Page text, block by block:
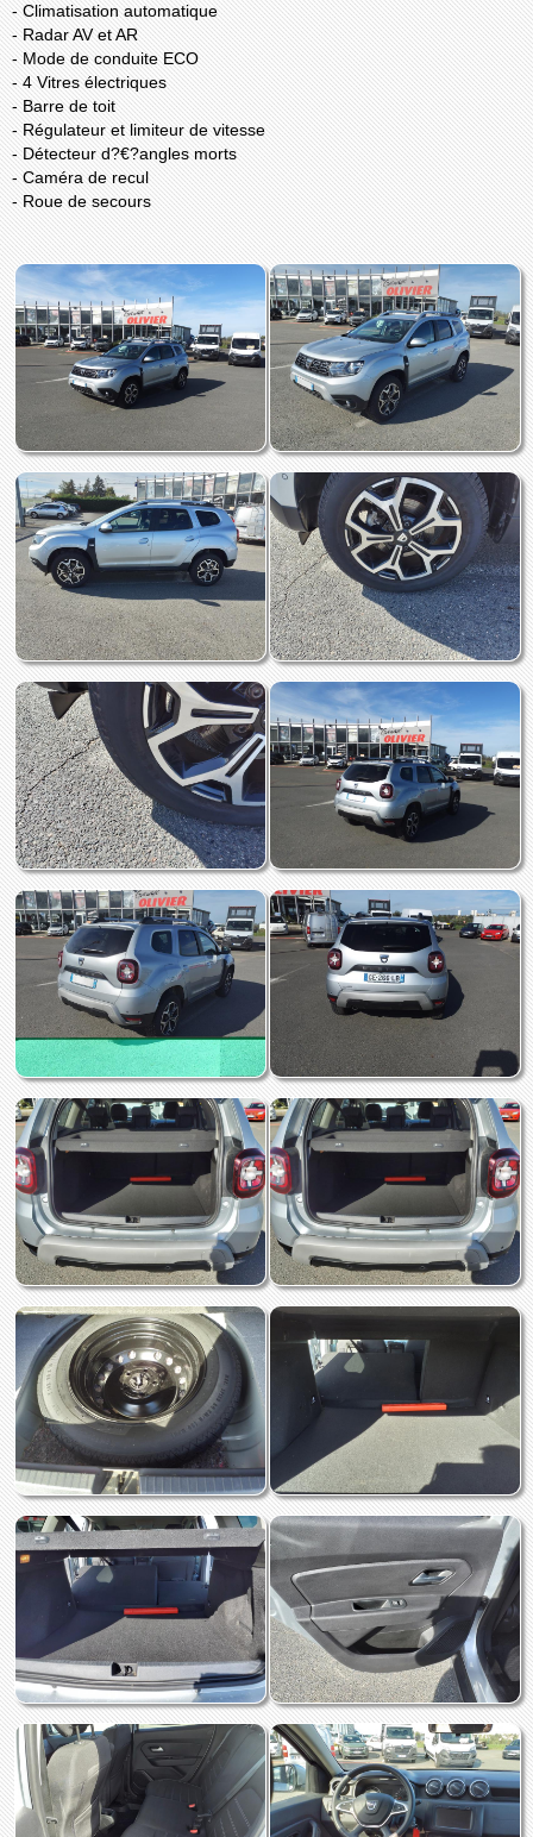
- Climatisation automatique
- Radar AV et AR
- Mode de conduite ECO
- 4 Vitres électriques
- Barre de toit
- Régulateur et limiteur de vitesse
- Détecteur d?€?angles morts
- Caméra de recul
- Roue de secours